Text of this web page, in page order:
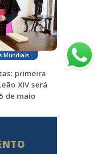
Mundiais
primeira
XIV será
de maio